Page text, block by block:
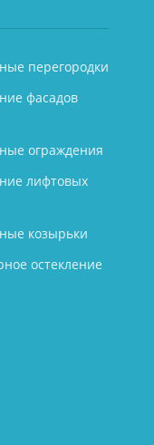
перегородки
фасадов
ограждения
лифтовых
козырьки
остекление